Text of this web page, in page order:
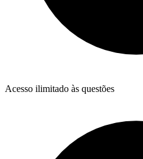
Acesso ilimitado às questões